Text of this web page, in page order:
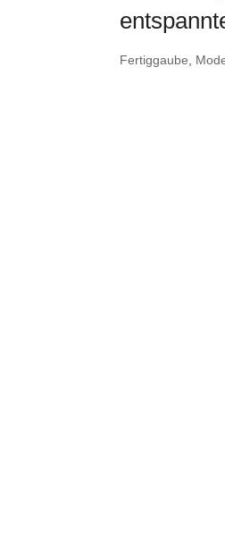
Fertiggaube